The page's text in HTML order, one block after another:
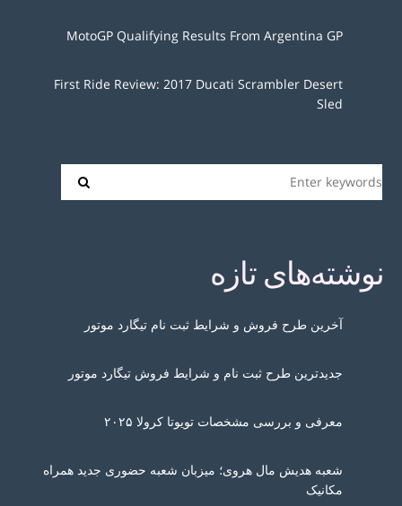
MotoGP Qualifying Results From Argentina GP
First Ride Review: 2017 Ducati Scrambler Desert
Sled
نوشته‌های تازه
آخرین طرح فروش و شرایط ثبت نام تیگارد موتور
جدیدترین طرح ثبت نام و شرایط فروش تیگارد موتور
معرفی و بررسی مشخصات تویوتا کرولا ۲۰۲۵
شعبه هدیش مال هروی؛ میزبان شعبه حضوری جدید همراه
مکانیک